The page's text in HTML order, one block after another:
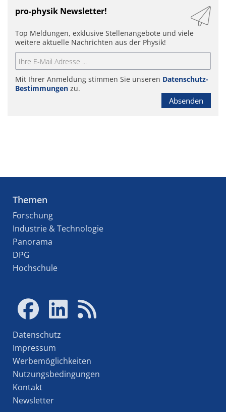
pro-physik Newsletter!
Top Meldungen, exklusive Stellenangebote und viele
weitere aktuelle Nachrichten aus der Physik!
Mit Ihrer Anmeldung stimmen Sie unseren Datenschutz-
Bestimmungen zu.
Absenden
Themen
Forschung
Industrie & Technologie
Panorama
DPG
Hochschule
Datenschutz
Impressum
Werbemöglichkeiten
Nutzungsbedingungen
Kontakt
Newsletter